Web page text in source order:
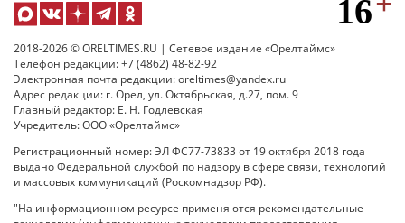
2018-2026 © ORELTIMES.RU | Сетевое издание «Орелтаймс»
Телефон редакции: +7 (4862) 48-82-92
Электронная почта редакции: oreltimes@yandex.ru
Адрес редакции: г. Орел, ул. Октябрьская, д.27, пом. 9
Главный редактор: Е. Н. Годлевская
Учредитель: ООО «Орелтаймс»
Регистрационный номер: ЭЛ ФС77-73833 от 19 октября 2018 года
выдано Федеральной службой по надзору в сфере связи, технологий
и массовых коммуникаций (Роскомнадзор РФ).
"На информационном ресурсе применяются рекомендательные